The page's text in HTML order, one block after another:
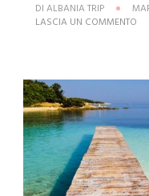
DI ALBANIA TRIP
LASCIA UN COMMENTO